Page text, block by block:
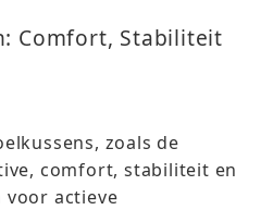
Comfort, Stabiliteit
zoals de
comfort, stabiliteit en
actieve